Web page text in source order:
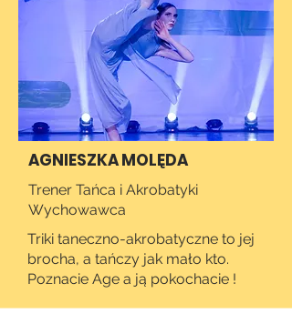
AGNIESZKA MOLĘDA
Trener Tańca i Akrobatyki
Wychowawca
Triki taneczno-akrobatyczne to jej
brocha, a tańczy jak mało kto.
Poznacie Age a ją pokochacie !